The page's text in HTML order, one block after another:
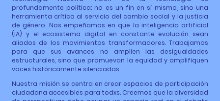
profundamente política: no es un fin en sí mismo, sino una
herramienta crítica al servicio del cambio social y la justicia
de género. Nos empeñamos en que la inteligencia artificial
(IA) y el ecosistema digital en constante evolución sean
aliados de los movimientos transformadores. Trabajamos
para que sus avances no amplíen las desigualdades
estructurales, sino que promuevan la equidad y amplifiquen
voces históricamente silenciadas.
Nuestra misión se centra en crear espacios de participación
ciudadana accesibles para todxs. Creemos que la diversidad